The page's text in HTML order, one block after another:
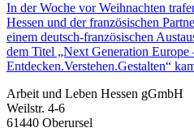
In der Woche vor Weihnachten
Hessen und der französischen
einem deutsch-französischen
dem Titel „Next Generation Europe
Entdecken.Verstehen.Gestalten“
Arbeit und Leben Hessen gGmbH
Weilstr. 4-6
61440 Oberursel